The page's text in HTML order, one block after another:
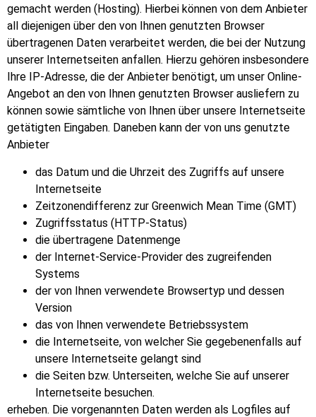
gemacht werden (Hosting). Hierbei können von dem Anbieter
all diejenigen über den von Ihnen genutzten Browser
übertragenen Daten verarbeitet werden, die bei der Nutzung
unserer Internetseiten anfallen. Hierzu gehören insbesondere
Ihre IP-Adresse, die der Anbieter benötigt, um unser Online-
Angebot an den von Ihnen genutzten Browser ausliefern zu
können sowie sämtliche von Ihnen über unsere Internetseite
getätigten Eingaben. Daneben kann der von uns genutzte
Anbieter
das Datum und die Uhrzeit des Zugriffs auf unsere
Internetseite
Zeitzonendifferenz zur Greenwich Mean Time (GMT)
Zugriffsstatus (HTTP-Status)
die übertragene Datenmenge
der Internet-Service-Provider des zugreifenden
Systems
der von Ihnen verwendete Browsertyp und dessen
Version
das von Ihnen verwendete Betriebssystem
die Internetseite, von welcher Sie gegebenenfalls auf
unsere Internetseite gelangt sind
die Seiten bzw. Unterseiten, welche Sie auf unserer
Internetseite besuchen.
erheben. Die vorgenannten Daten werden als Logfiles auf